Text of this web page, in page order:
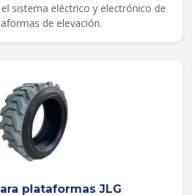
el sistema eléctrico y electrónico de
de elevación.
plataformas JLG